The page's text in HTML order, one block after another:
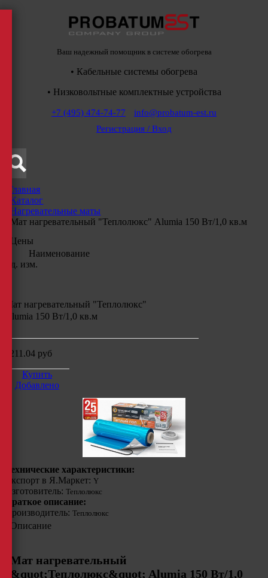
Ваш надежный помощник в системе обогрева
• Кабельные системы обогрева
• Низковольтные комплектные устройства
+7 (495) 474-74-77
info@probatum-est.ru
Регистрация / Вход
Главная
Каталог
Нагревательные маты
Мат нагревательный "Теплолюкс" Alumia 150 Вт/1,0 кв.м
Цены
Наименование
Ед. изм.
Мат нагревательный "Теплолюкс"
Alumia 150 Вт/1,0 кв.м
3211.04 руб
Купить
Добавлено
Технические характеристики:
Экспорт в Я.Маркет: Y
Изготовитель: Теплолюкс
Краткое описание:
Производитель: Теплолюкс
Описание
Мат нагревательный
&quot;Теплолюкс&quot; Alumia 150 Вт/1,0